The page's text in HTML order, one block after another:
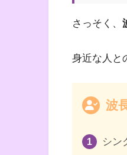
さっそく、
身近な人と
波
シン